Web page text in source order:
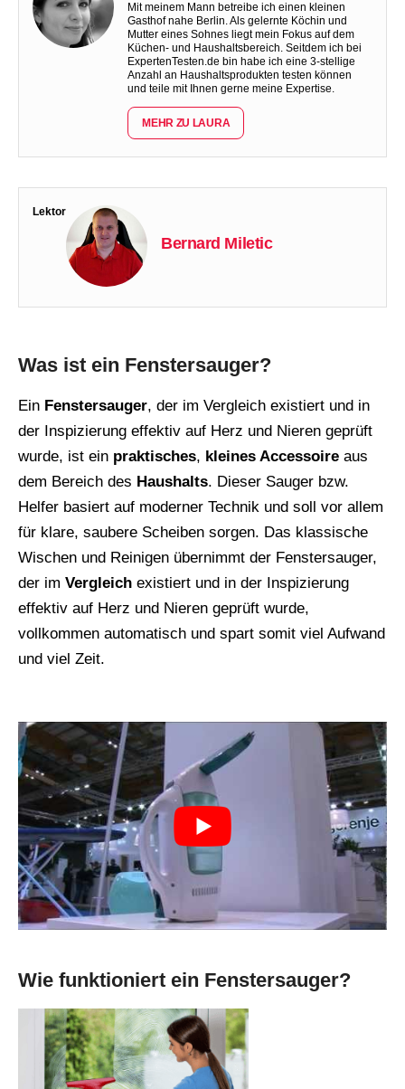
Mit meinem Mann betreibe ich einen kleinen
Gasthof nahe Berlin. Als gelernte Köchin und
Mutter eines Sohnes liegt mein Fokus auf dem
Küchen- und Haushaltsbereich. Seitdem ich bei
ExpertenTesten.de bin habe ich eine 3-stellige
Anzahl an Haushaltsprodukten testen können
und teile mit Ihnen gerne meine Expertise.
MEHR ZU LAURA
Lektor
Bernard Miletic
Was ist ein Fenstersauger?
Ein Fenstersauger, der im Vergleich existiert und in
der Inspizierung effektiv auf Herz und Nieren geprüft
wurde, ist ein praktisches, kleines Accessoire aus
dem Bereich des Haushalts. Dieser Sauger bzw.
Helfer basiert auf moderner Technik und soll vor allem
für klare, saubere Scheiben sorgen. Das klassische
Wischen und Reinigen übernimmt der Fenstersauger,
der im Vergleich existiert und in der Inspizierung
effektiv auf Herz und Nieren geprüft wurde,
vollkommen automatisch und spart somit viel Aufwand
und viel Zeit.
Wie funktioniert ein Fenstersauger?